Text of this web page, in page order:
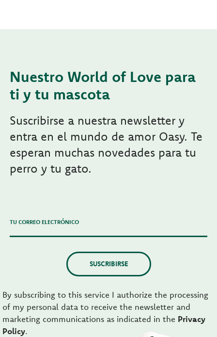
Nuestro World of Love para
ti y tu mascota
Suscribirse a nuestra newsletter y
entra en el mundo de amor Oasy. Te
esperan muchas novedades para tu
perro y tu gato.
TU CORREO ELECTRÓNICO
SUSCRIBIRSE
By subscribing to this service I authorize the processing
of my personal data to receive the newsletter and
marketing communications as indicated in the Privacy
Policy.